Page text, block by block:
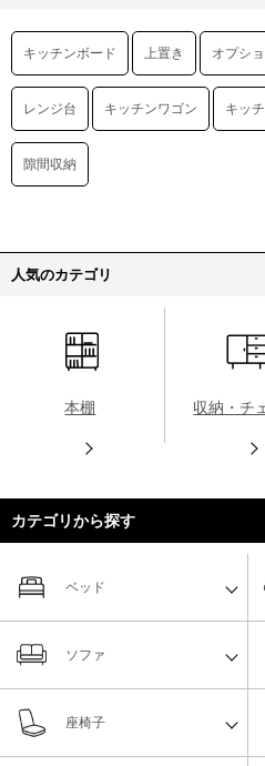
キッチンボード 上置き オプシ
レンジ台 キッチンワゴン キッ
隙間収納
人気のカテゴリ
本棚 収納・チ
カテゴリから探す
ベッド
ソファ
座椅子